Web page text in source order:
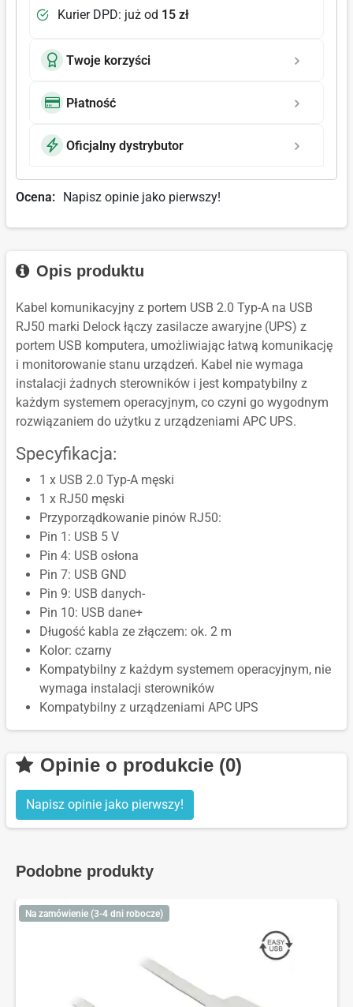
Kurier DPD: już od 15 zł
Twoje korzyści
Płatność
Oficjalny dystrybutor
Ocena: Napisz opinie jako pierwszy!
Opis produktu
Kabel komunikacyjny z portem USB 2.0 Typ-A na USB
RJ50 marki Delock łączy zasilacze awaryjne (UPS) z
portem USB komputera, umożliwiając łatwą komunikację
i monitorowanie stanu urządzeń. Kabel nie wymaga
instalacji żadnych sterowników i jest kompatybilny z
każdym systemem operacyjnym, co czyni go wygodnym
rozwiązaniem do użytku z urządzeniami APC UPS.
Specyfikacja:
1 x USB 2.0 Typ-A męski
1 x RJ50 męski
Przyporządkowanie pinów RJ50:
Pin 1: USB 5 V
Pin 4: USB osłona
Pin 7: USB GND
Pin 9: USB danych-
Pin 10: USB dane+
Długość kabla ze złączem: ok. 2 m
Kolor: czarny
Kompatybilny z każdym systemem operacyjnym, nie
wymaga instalacji sterowników
Kompatybilny z urządzeniami APC UPS
Opinie o produkcie (0)
Napisz opinie jako pierwszy!
Podobne produkty
Na zamówienie (3-4 dni robocze)